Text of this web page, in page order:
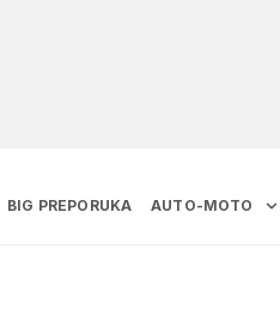
BIG PREPORUKA AUTO-MOTO